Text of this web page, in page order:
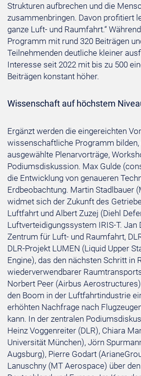
Strukturen aufbrechen und die
zusammenbringen. Davon profitiert
ganze Luft- und Raumfahrt.“
Programm mit rund 320 Beiträgen
Teilnehmenden deutliche kleiner
Interesse seit 2022 mit bis zu 500
Beiträgen konstant höher.
Wissenschaft auf höchstem
Ergänzt werden die eingereichten
wissenschaftliche Programm bilden,
ausgewählte Plenarvorträge,
Podiumsdiskussion. Max Gulde
die Entwicklung von genaueren
Erdbeobachtung. Martin Stadlbauer
widmet sich der Zukunft des
Luftfahrt und Albert Zuzej (Diehl
Luftverteidigungssystem IRIS-T. Jan
Zentrum für Luft- und Raumfahrt,
DLR-Projekt LUMEN (Liquid Upper
Engine), das den nächsten Schritt in
wiederverwendbarer
Norbert Peer (Airbus
den Boom in der Luftfahrtindustrie
erhöhten Nachfrage nach
kann. In der zentralen
Heinz Voggenreiter (DLR), Chiara
Universität München), Jörn
Augsburg), Pierre Godart
Lanuschny (MT Aerospace) über